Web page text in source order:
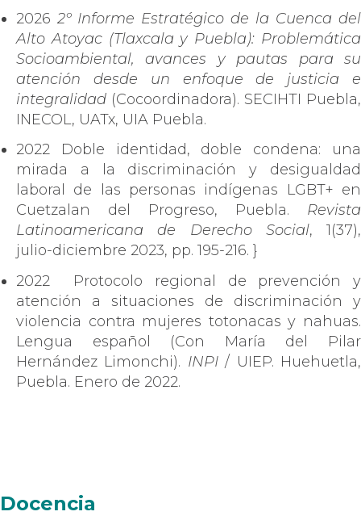
2026 2º Informe Estratégico de la Cuenca del
Alto Atoyac (Tlaxcala y Puebla): Problemática
Socioambiental, avances y pautas para su
atención desde un enfoque de justicia e
integralidad (Cocoordinadora). SECIHTI Puebla,
INECOL, UATx, UIA Puebla.
2022 Doble identidad, doble condena: una
mirada a la discriminación y desigualdad
laboral de las personas indígenas LGBT+ en
Cuetzalan del Progreso, Puebla. Revista
Latinoamericana de Derecho Social, 1(37),
julio-diciembre 2023, pp. 195-216. }
2022 Protocolo regional de prevención y
atención a situaciones de discriminación y
violencia contra mujeres totonacas y nahuas.
Lengua español (Con María del Pilar
Hernández Limonchi). INPI/ UIEP. Huehuetla,
Puebla. Enero de 2022.
Docencia